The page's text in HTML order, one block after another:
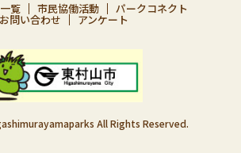
覧 市民協働活動 パークコネクト
お問い合わせ アンケート
All Rights Reserved.